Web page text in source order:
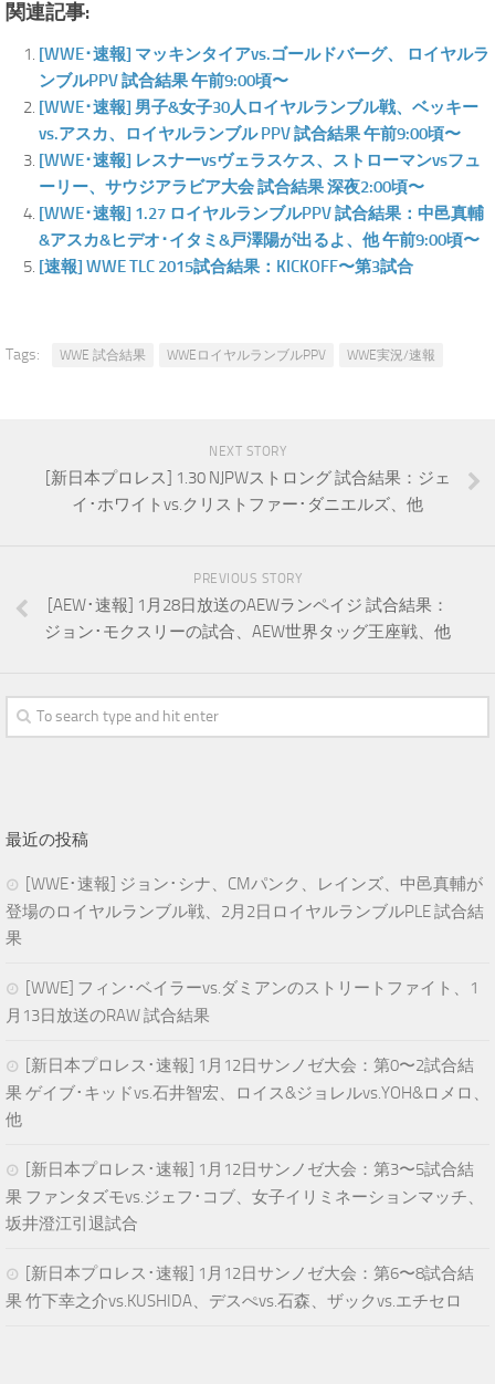
関連記事:
[WWE･速報] マッキンタイアvs.ゴールドバーグ、 ロイヤルラ
ンブルPPV 試合結果 午前9:00頃〜
[WWE･速報] 男子&女子30人ロイヤルランブル戦、ベッキー
vs.アスカ、ロイヤルランブル PPV 試合結果 午前9:00頃〜
[WWE･速報] レスナーvsヴェラスケス、ストローマンvsフュ
ーリー、サウジアラビア大会 試合結果 深夜2:00頃〜
[WWE･速報] 1.27 ロイヤルランブルPPV 試合結果：中邑真輔
&アスカ&ヒデオ･イタミ&戸澤陽が出るよ、他 午前9:00頃〜
[速報] WWE TLC 2015試合結果：KICKOFF〜第3試合
Tags: WWE 試合結果 WWEロイヤルランブルPPV WWE実況/速報
NEXT STORY
[新日本プロレス] 1.30 NJPWストロング 試合結果：ジェ
イ･ホワイトvs.クリストファー･ダニエルズ、他
PREVIOUS STORY
[AEW･速報] 1月28日放送のAEWランペイジ 試合結果：
ジョン･モクスリーの試合、AEW世界タッグ王座戦、他
最近の投稿
[WWE･速報] ジョン･シナ、CMパンク、レインズ、中邑真輔が
登場のロイヤルランブル戦、2月2日ロイヤルランブルPLE 試合結
果
[WWE] フィン･ベイラーvs.ダミアンのストリートファイト、1
月13日放送のRAW 試合結果
[新日本プロレス･速報] 1月12日サンノゼ大会：第0〜2試合結
果 ゲイブ･キッドvs.石井智宏、ロイス&ジョレルvs.YOH&ロメロ、
他
[新日本プロレス･速報] 1月12日サンノゼ大会：第3〜5試合結
果 ファンタズモvs.ジェフ･コブ、女子イリミネーションマッチ、
坂井澄江引退試合
[新日本プロレス･速報] 1月12日サンノゼ大会：第6〜8試合結
果 竹下幸之介vs.KUSHIDA、デスぺvs.石森、ザックvs.エチセロ